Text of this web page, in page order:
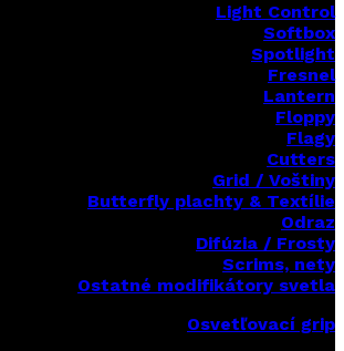
Light Control
Softbox
Spotlight
Fresnel
Lantern
Floppy
Flagy
Cutters
Grid / Voštiny
Butterfly plachty & Textílie
Odraz
Difúzia / Frosty
Scrims, nety
Ostatné modifikátory svetla
Osvetľovací grip